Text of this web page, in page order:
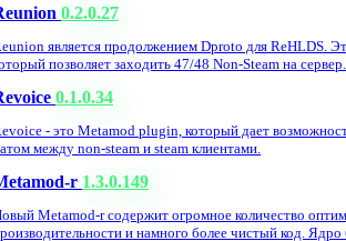
0.2.0.27
является продолжением Dproto для ReHLDS.
позволяет заходить 47/48 Non-Steam на сервер.
0.1.0.34
- это Metamod plugin, который дает
между non-steam и steam клиентами.
r 1.3.0.149
Metamod-r содержит огромное количество
и намного более чистый код.